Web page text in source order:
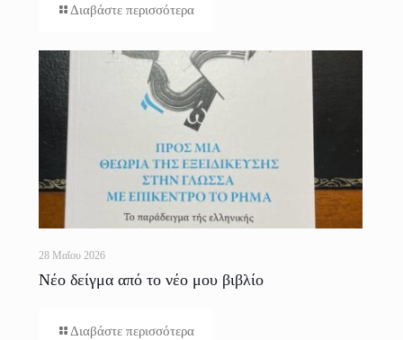
Διαβάστε περισσότερα
28 Μαΐου 2026
Νέο δείγμα από το νέο μου βιβλίο
Διαβάστε περισσότερα